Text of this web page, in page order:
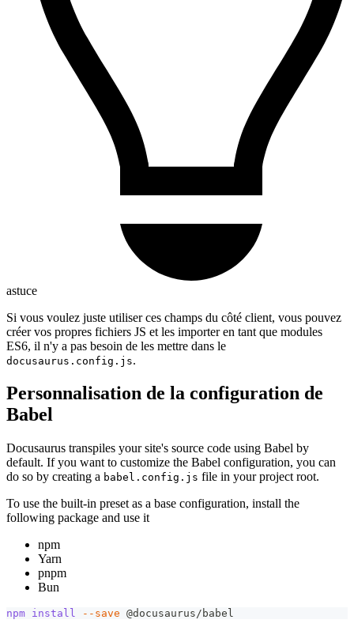
astuce
Si vous voulez juste utiliser ces champs du côté client, vous pouvez
créer vos propres fichiers JS et les importer en tant que modules
ES6, il n'y a pas besoin de les mettre dans le
docusaurus.config.js.
Personnalisation de la configuration de
Babel
Docusaurus transpiles your site's source code using Babel by
default. If you want to customize the Babel configuration, you can
do so by creating a babel.config.js file in your project root.
To use the built-in preset as a base configuration, install the
following package and use it
npm
Yarn
pnpm
Bun
npm install --save @docusaurus/babel